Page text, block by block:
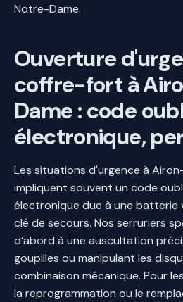
Notre-Dame.
Ouverture
coffre-fort à
Dame : code
électronique,
Les situations d'urgence à
impliquent souvent un code
électronique due à une batterie
clé de secours. Nos serruriers
d’abord à une auscultation
goupilles ou manipulant les
combinaison mécanique. Pour
la reprogrammation ou le